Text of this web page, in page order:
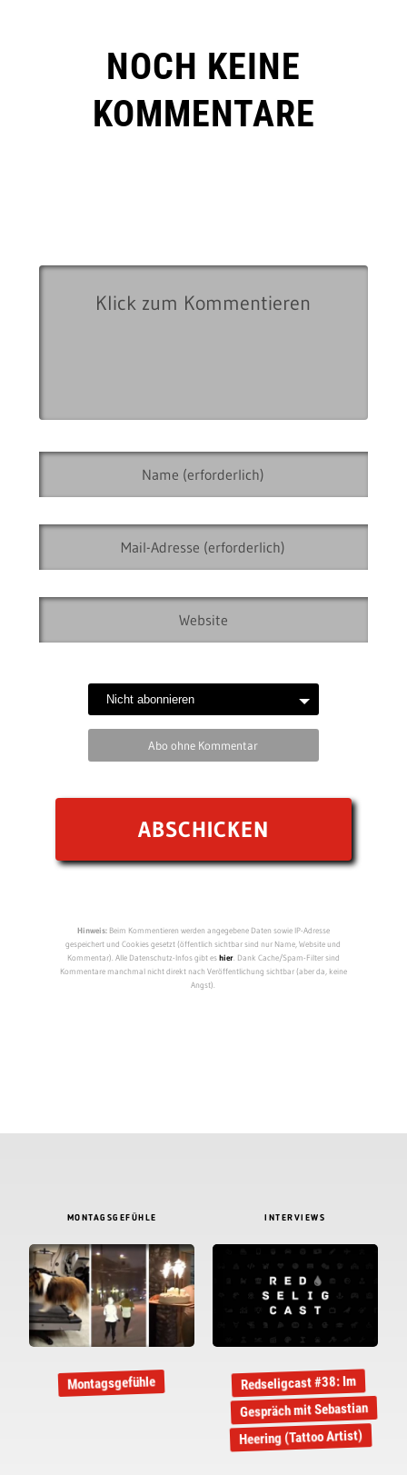
NOCH KEINE
KOMMENTARE
Abo ohne Kommentar
Hinweis:Beim Kommentieren werden angegebene Daten sowie IP-Adresse
gespeichert und Cookies gesetzt (öffentlich sichtbar sind nur Name, Website und
Kommentar). Alle Datenschutz-Infos gibt eshier. Dank Cache/Spam-Filter sind
Kommentare manchmal nicht direkt nach Veröffentlichung sichtbar (aber da, keine
Angst).
MONTAGSGEFÜHLE
Montagsgefühle
INTERVIEWS
Redseligcast #38: Im
Gespräch mit Sebastian
Heering (Tattoo Artist)